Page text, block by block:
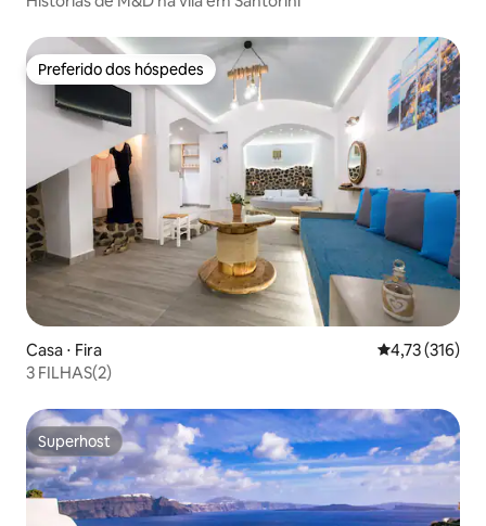
Preferido dos hóspedes
Preferido dos hóspedes
Casa ⋅ Fira 4,73 de uma
4,73 (316)
3 FILHAS(2)
Superhost
Superhost